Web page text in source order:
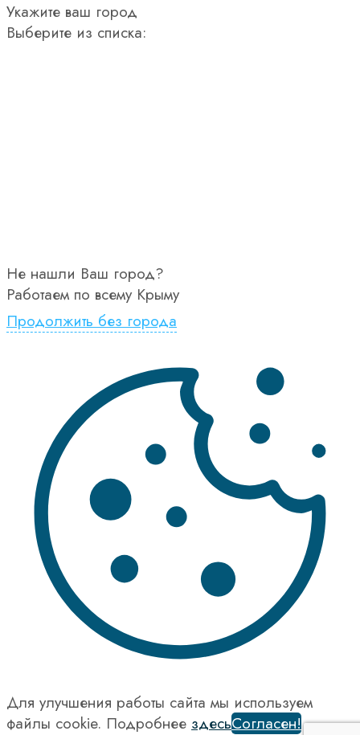
Укажите ваш город
Выберите из списка:
Не нашли Ваш город?
Работаем по всему Крыму
Продолжить без города
Для улучшения работы сайта мы используем
файлы cookie. Подробнее здесьСогласен!